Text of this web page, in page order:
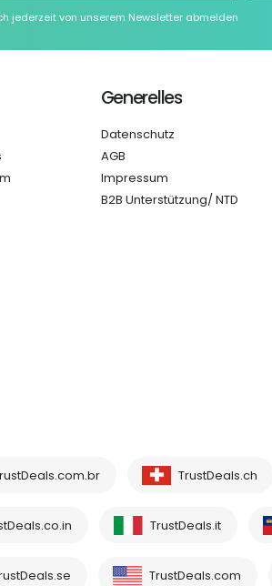
jederzeit von unserem Newsletter abmelden
Generelles
Datenschutz
AGB
Impressum
B2B Unterstützung/ NTD
TrustDeals.ch
TrustDeals.it
TrustDeals.com